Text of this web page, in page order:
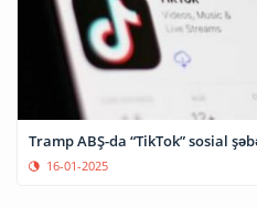
Tramp ABŞ-da “TikTok” sosial
16-01-2025